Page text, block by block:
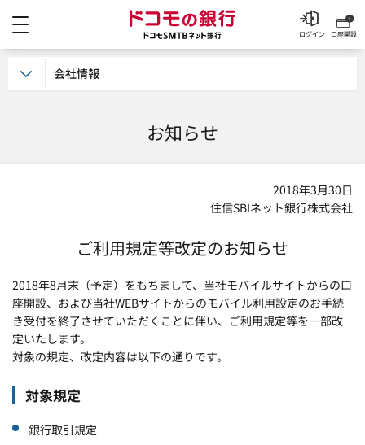
ドコモの銀行 ドコモ
口座開設
ログイン
お知らせ
2018年3月30日
住信SBIネット銀行株式会社
ご利用規定等改定のお知らせ
2018年8月末（予定）をもちまして、当社モバイルサイトからの口
座開設、および当社WEBサイトからのモバイル利用設定のお手続
き受付を終了させていただくことに伴い、ご利用規定等を一部改
定いたします。
対象の規定、改定内容は以下の通りです。
対象規定
銀行取引規定
会社情報